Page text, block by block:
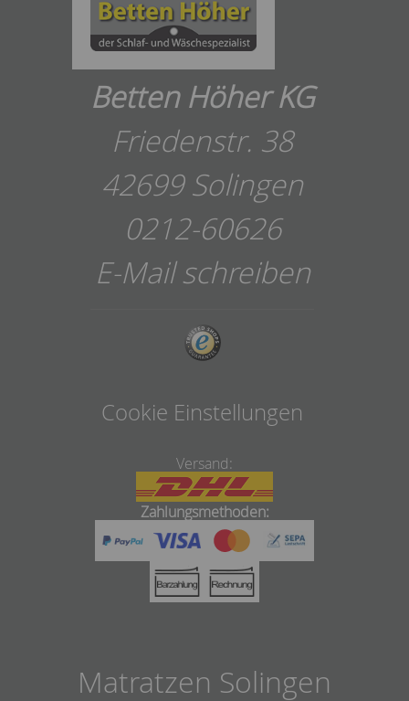
Betten Höher KG
Friedenstr. 38
42699 Solingen
0212-60626
E-Mail schreiben
Cookie Einstellungen
Versand:
Zahlungsmethoden:
Matratzen Solingen